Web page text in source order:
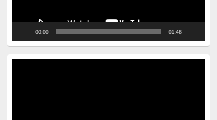
00:00 01:48